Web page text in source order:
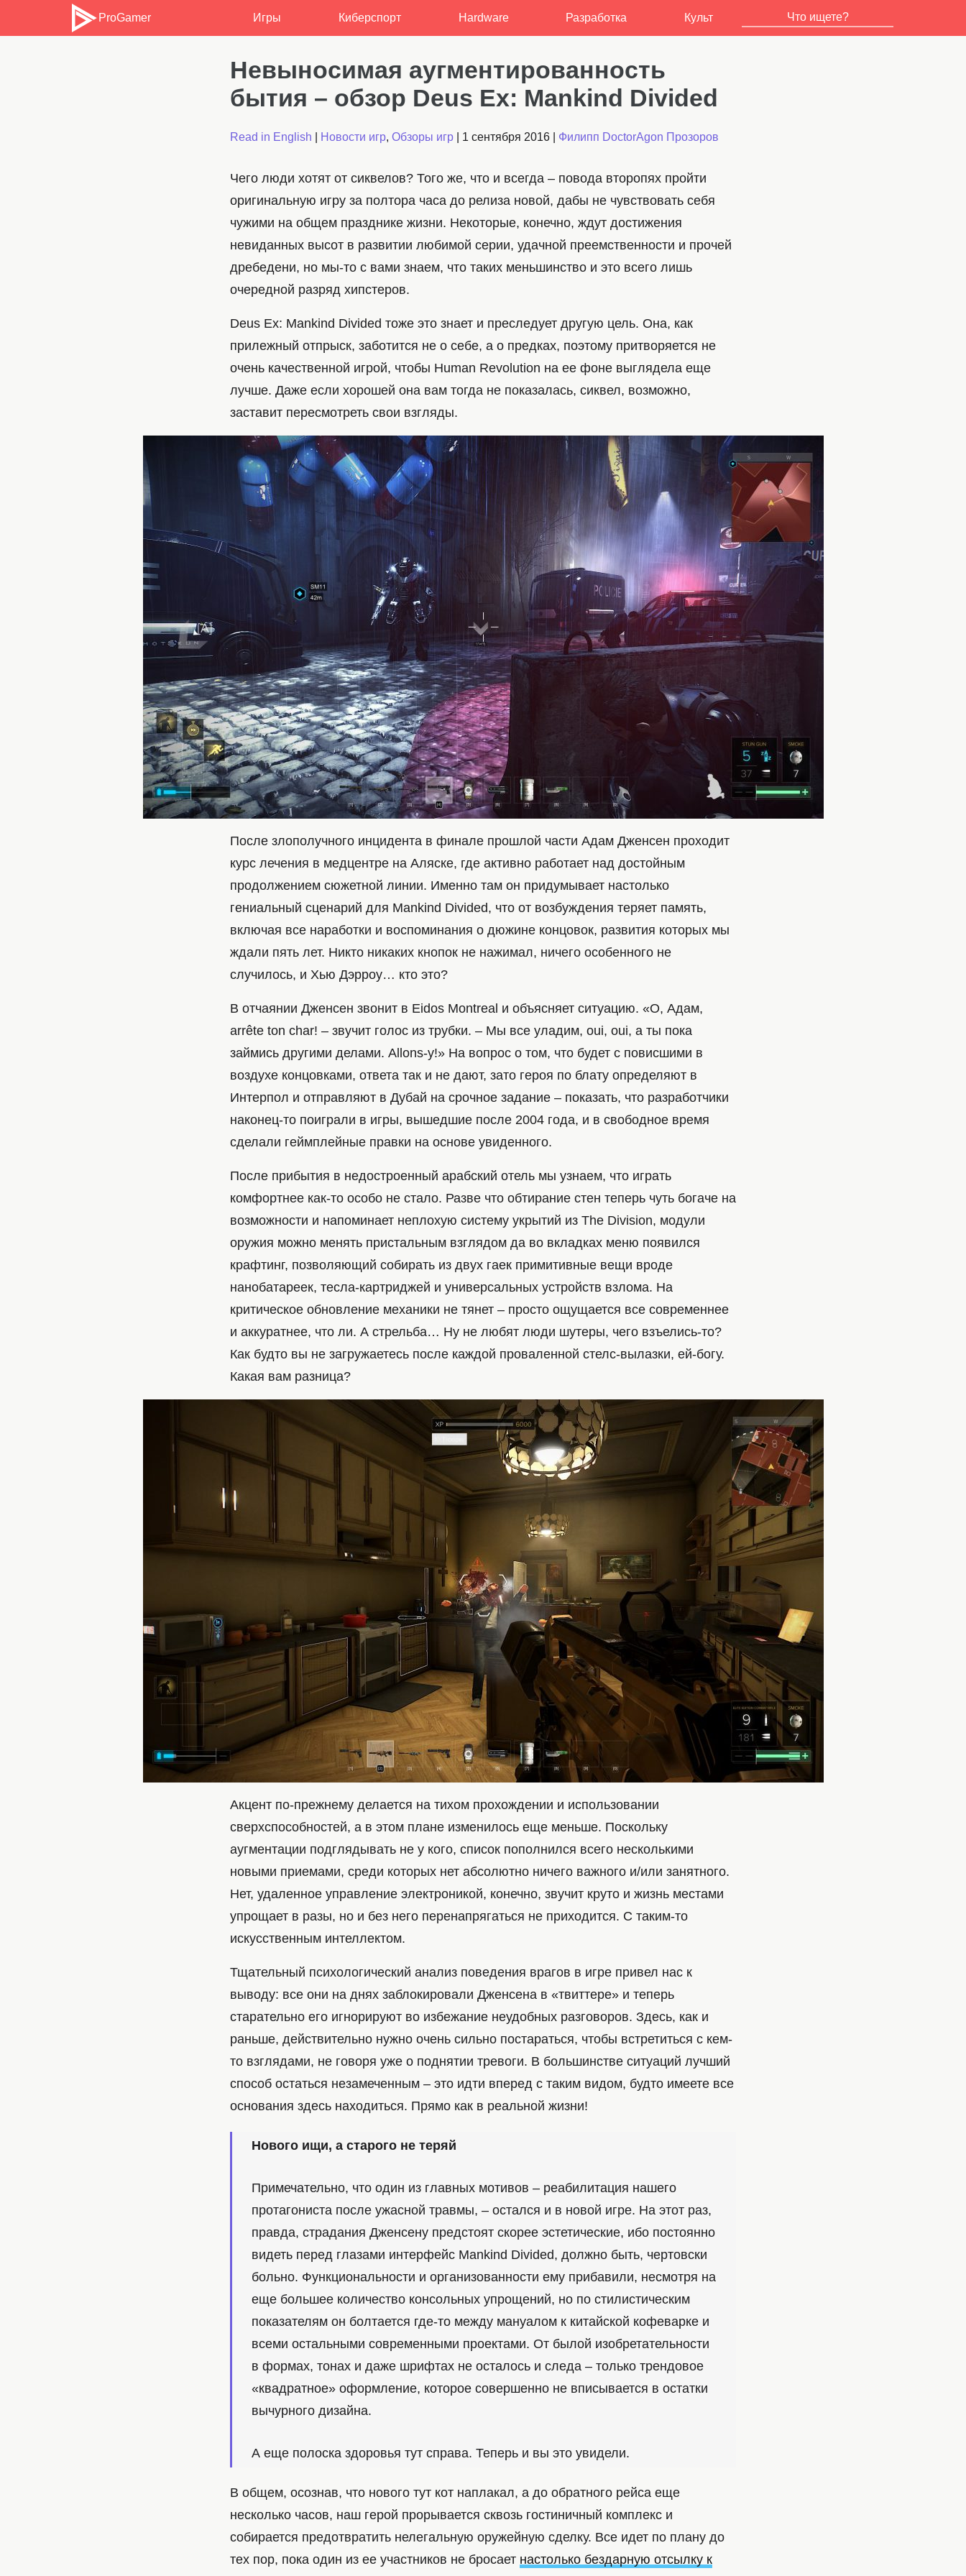
ProGamer Игры Киберспорт Hardware Разработка Культ
Невыносимая аугментированность
бытия – обзор Deus Ex: Mankind Divided
Read in English Новости игр, Обзоры игр 1 сентября 2016 Филипп DoctorAgon Прозоров
Чего люди хотят от сиквелов? Того же, что и всегда – повода второпях пройти
оригинальную игру за полтора часа до релиза новой, дабы не чувствовать себя
чужими на общем празднике жизни. Некоторые, конечно, ждут достижения
невиданных высот в развитии любимой серии, удачной преемственности и прочей
дребедени, но мы-то с вами знаем, что таких меньшинство и это всего лишь
очередной разряд хипстеров.
Deus Ex: Mankind Divided тоже это знает и преследует другую цель. Она, как
прилежный отпрыск, заботится не о себе, а о предках, поэтому притворяется не
очень качественной игрой, чтобы Human Revolution на ее фоне выглядела еще
лучше. Даже если хорошей она вам тогда не показалась, сиквел, возможно,
заставит пересмотреть свои взгляды.
После злополучного инцидента в финале прошлой части Адам Дженсен проходит
курс лечения в медцентре на Аляске, где активно работает над достойным
продолжением сюжетной линии. Именно там он придумывает настолько
гениальный сценарий для Mankind Divided, что от возбуждения теряет память,
включая все наработки и воспоминания о дюжине концовок, развития которых мы
ждали пять лет. Никто никаких кнопок не нажимал, ничего особенного не
случилось, и Хью Дэрроу… кто это?
В отчаянии Дженсен звонит в Eidos Montreal и объясняет ситуацию. «О, Адам,
arrête ton char! – звучит голос из трубки. – Мы все уладим, oui, oui, а ты пока
займись другими делами. Allons-y!» На вопрос о том, что будет с повисшими в
воздухе концовками, ответа так и не дают, зато героя по блату определяют в
Интерпол и отправляют в Дубай на срочное задание – показать, что разработчики
наконец-то поиграли в игры, вышедшие после 2004 года, и в свободное время
сделали геймплейные правки на основе увиденного.
После прибытия в недостроенный арабский отель мы узнаем, что играть
комфортнее как-то особо не стало. Разве что обтирание стен теперь чуть богаче на
возможности и напоминает неплохую систему укрытий из The Division, модули
оружия можно менять пристальным взглядом да во вкладках меню появился
крафтинг, позволяющий собирать из двух гаек примитивные вещи вроде
нанобатареек, тесла-картриджей и универсальных устройств взлома. На
критическое обновление механики не тянет – просто ощущается все современнее
и аккуратнее, что ли. А стрельба… Ну не любят люди шутеры, чего взъелись-то?
Как будто вы не загружаетесь после каждой проваленной стелс-вылазки, ей-богу.
Какая вам разница?
Акцент по-прежнему делается на тихом прохождении и использовании
сверхспособностей, а в этом плане изменилось еще меньше. Поскольку
аугментации подглядывать не у кого, список пополнился всего несколькими
новыми приемами, среди которых нет абсолютно ничего важного и/или занятного.
Нет, удаленное управление электроникой, конечно, звучит круто и жизнь местами
упрощает в разы, но и без него перенапрягаться не приходится. С таким-то
искусственным интеллектом.
Тщательный психологический анализ поведения врагов в игре привел нас к
выводу: все они на днях заблокировали Дженсена в «твиттере» и теперь
старательно его игнорируют во избежание неудобных разговоров. Здесь, как и
раньше, действительно нужно очень сильно постараться, чтобы встретиться с кем-
то взглядами, не говоря уже о поднятии тревоги. В большинстве ситуаций лучший
способ остаться незамеченным – это идти вперед с таким видом, будто имеете все
основания здесь находиться. Прямо как в реальной жизни!
Нового ищи, а старого не теряй
Примечательно, что один из главных мотивов – реабилитация нашего
протагониста после ужасной травмы, – остался и в новой игре. На этот раз,
правда, страдания Дженсену предстоят скорее эстетические, ибо постоянно
видеть перед глазами интерфейс Mankind Divided, должно быть, чертовски
больно. Функциональности и организованности ему прибавили, несмотря на
еще большее количество консольных упрощений, но по стилистическим
показателям он болтается где-то между мануалом к китайской кофеварке и
всеми остальными современными проектами. От былой изобретательности
в формах, тонах и даже шрифтах не осталось и следа – только трендовое
«квадратное» оформление, которое совершенно не вписывается в остатки
вычурного дизайна.
А еще полоска здоровья тут справа. Теперь и вы это увидели.
В общем, осознав, что нового тут кот наплакал, а до обратного рейса еще
несколько часов, наш герой прорывается сквозь гостиничный комплекс и
собирается предотвратить нелегальную оружейную сделку. Все идет по плану до
тех пор, пока один из ее участников не бросает настолько бездарную отсылку к